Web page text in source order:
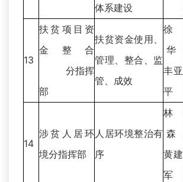
体系建设
13
扶贫项目资
金整合
分指挥
部
扶贫资金使用、
管理、整合、监
管、成效
徐
华
丰亚
平
14
涉贫人居环
境分指挥部
人居环境整治有
序
林
森
黄建
军